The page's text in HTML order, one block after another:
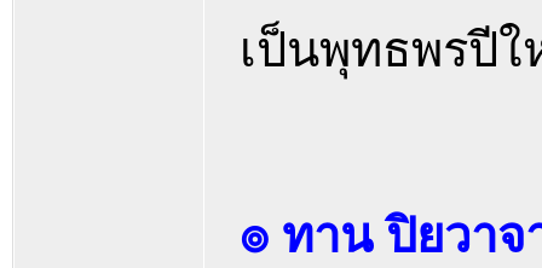
เป็นพุทธพรปี
๏ ทาน ปิยวา